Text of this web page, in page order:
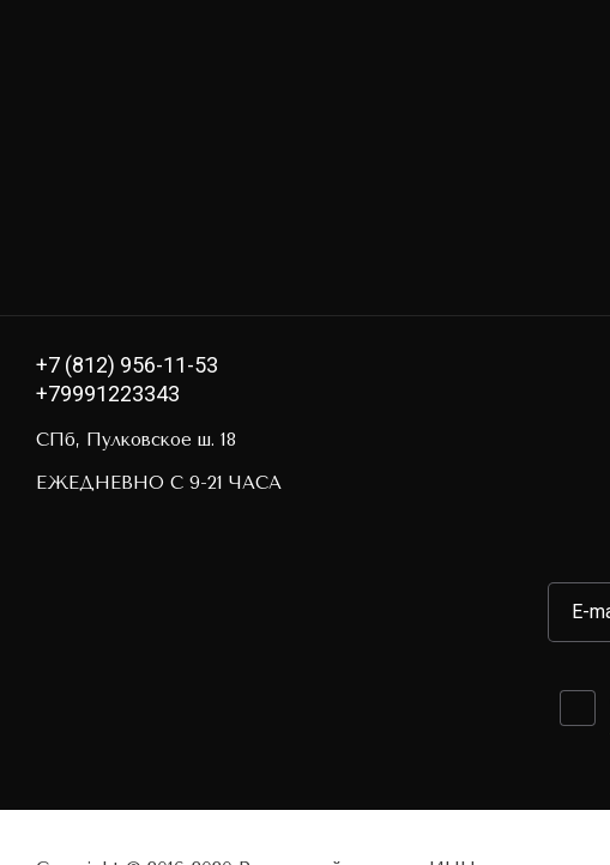
+7 (812) 956-11-53
+79991223343
СПб, Пулковское ш. 18
ЕЖЕДНЕВНО С 9-21 ЧАСА